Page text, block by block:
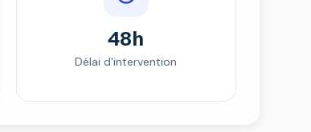
48h
Délai d'intervention